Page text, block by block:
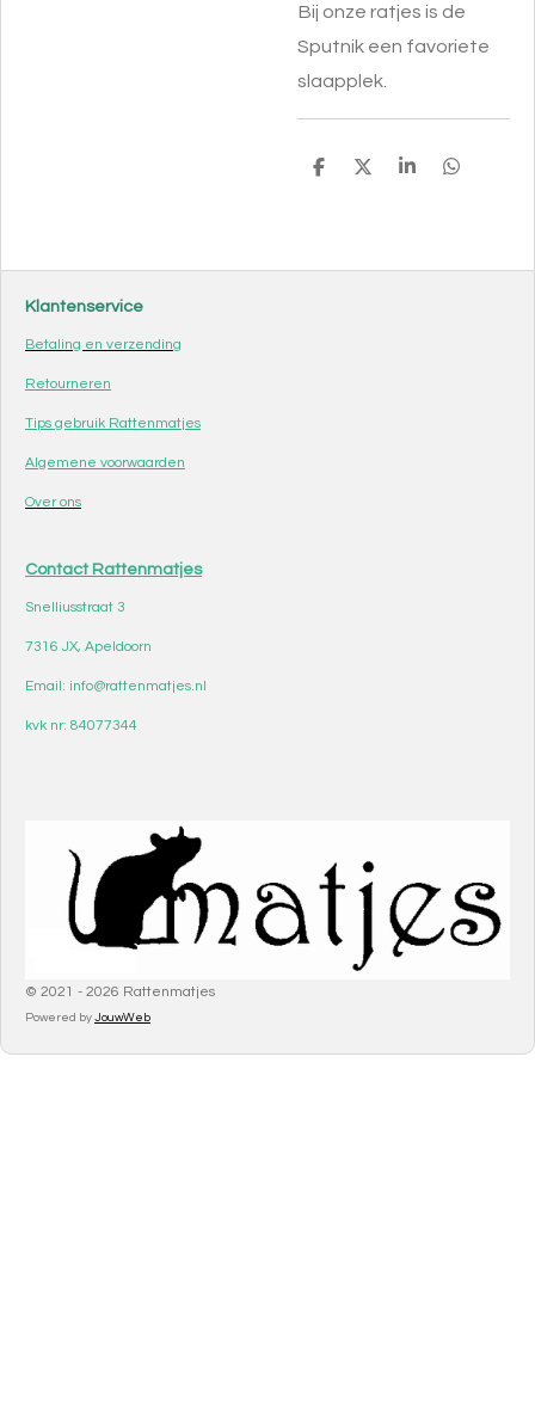
Bij onze ratjes is de
Sputnik een favoriete
slaapplek.
D
D
S
D
Klantenservice
Betaling en verzending
Retourneren
Tips gebruik Rattenmatjes
Algemene voorwaarden
Over ons
Contact Rattenmatjes
Snelliusstraat 3
7316 JX, Apeldoorn
Email: info@rattenmatjes.nl
kvk nr: 84077344
© 2021 - 2026 Rattenmatjes
Powered by JouwWeb